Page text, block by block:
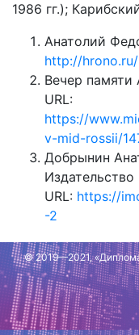
1986 гг.);
Анатолий
http://
Вечер
URL:
https://
v-mid-rossii/
Добрынин
URL: https://
-2
Обновлено: 5
© 2019—2021,